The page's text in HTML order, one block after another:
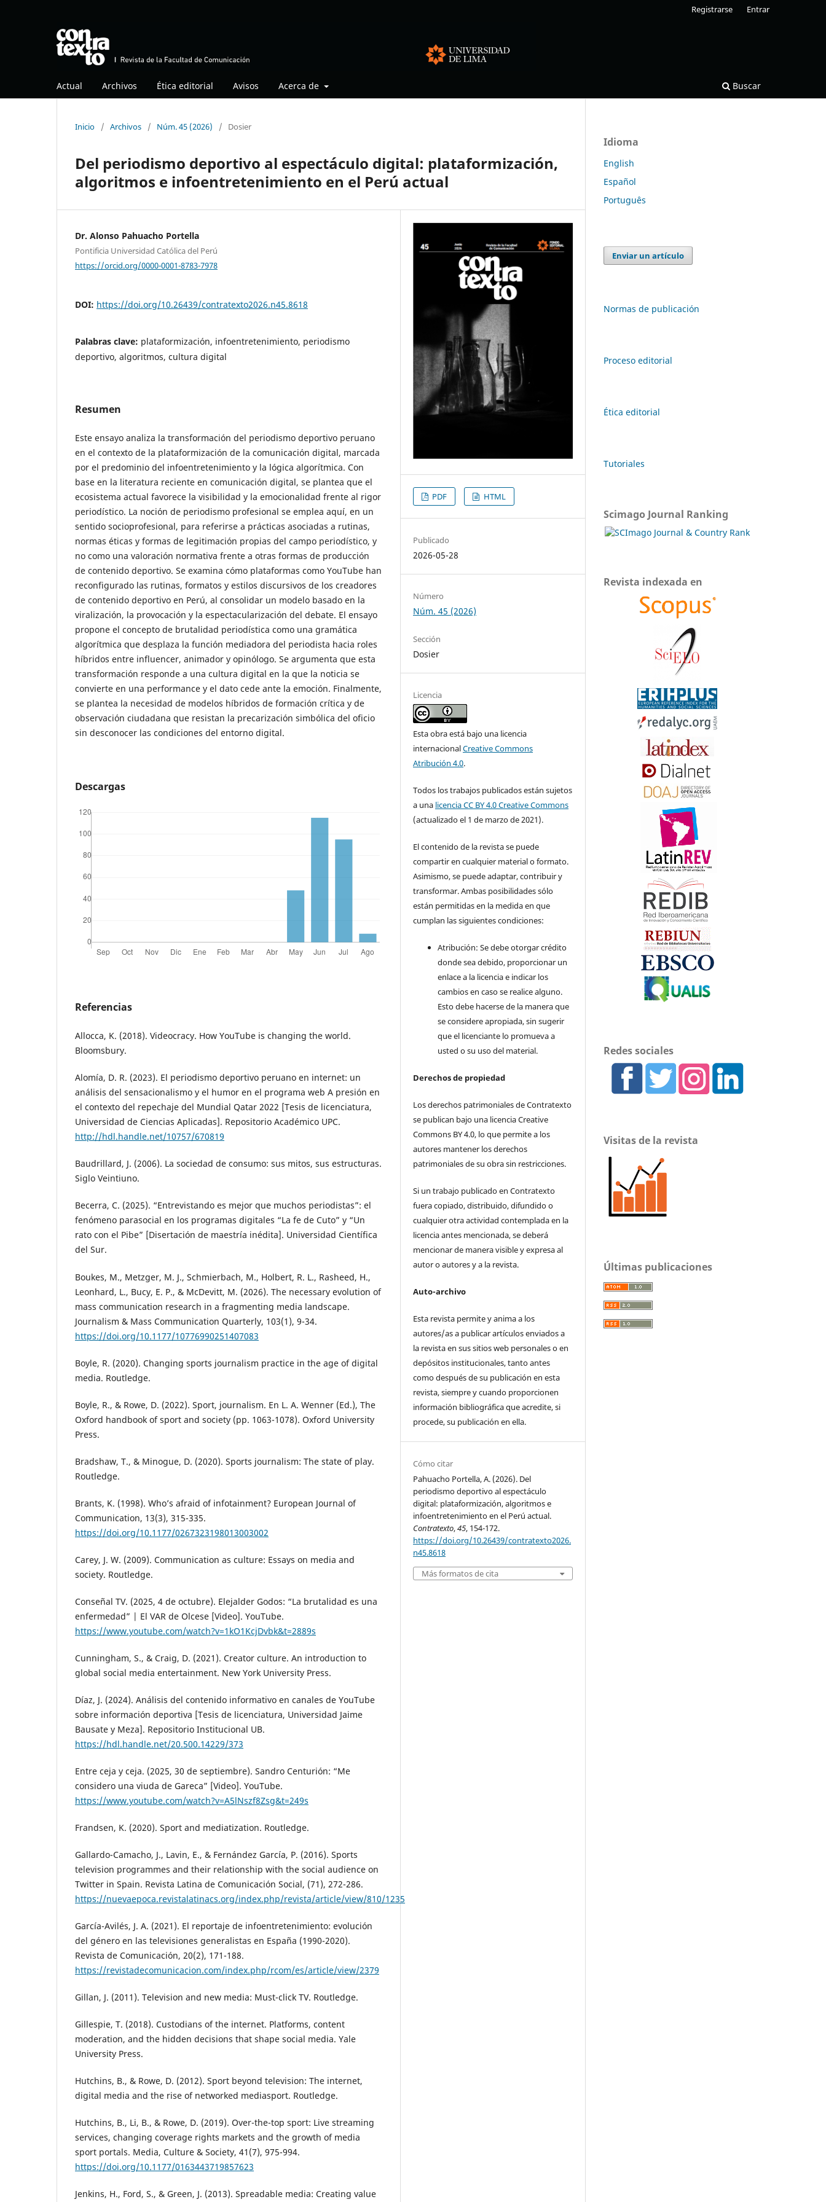
Actual Archivos Ética editorial Avisos Acerca de Buscar
Registrarse Entrar
Inicio / Archivos / Núm. 45 (2026) / Dosier
Del periodismo deportivo al espectáculo digital: plataformización,
algoritmos e infoentretenimiento en el Perú actual
Dr. Alonso Pahuacho Portella
Pontificia Universidad Católica del Perú
https://orcid.org/0000-0001-8783-7978
DOI: https://doi.org/10.26439/contratexto2026.n45.8618
Palabras clave: plataformización, infoentretenimiento, periodismo
deportivo, algoritmos, cultura digital
Resumen
Este ensayo analiza la transformación del periodismo deportivo peruano
en el contexto de la plataformización de la comunicación digital, marcada
por el predominio del infoentretenimiento y la lógica algorítmica. Con
base en la literatura reciente en comunicación digital, se plantea que el
ecosistema actual favorece la visibilidad y la emocionalidad frente al rigor
periodístico. La noción de periodismo profesional se emplea aquí, en un
sentido socioprofesional, para referirse a prácticas asociadas a rutinas,
normas éticas y formas de legitimación propias del campo periodístico, y
no como una valoración normativa frente a otras formas de producción
de contenido deportivo. Se examina cómo plataformas como YouTube han
reconfigurado las rutinas, formatos y estilos discursivos de los creadores
de contenido deportivo en Perú, al consolidar un modelo basado en la
viralización, la provocación y la espectacularización del debate. El ensayo
propone el concepto de brutalidad periodística como una gramática
algorítmica que desplaza la función mediadora del periodista hacia roles
híbridos entre influencer, animador y opinólogo. Se argumenta que esta
transformación responde a una cultura digital en la que la noticia se
convierte en una performance y el dato cede ante la emoción. Finalmente,
se plantea la necesidad de modelos híbridos de formación crítica y de
observación ciudadana que resistan la precarización simbólica del oficio
sin desconocer las condiciones del entorno digital.
Descargas
Referencias
Allocca, K. (2018). Videocracy. How YouTube is changing the world.
Bloomsbury.
Alomía, D. R. (2023). El periodismo deportivo peruano en internet: un
análisis del sensacionalismo y el humor en el programa web A presión en
el contexto del repechaje del Mundial Qatar 2022 [Tesis de licenciatura,
Universidad de Ciencias Aplicadas]. Repositorio Académico UPC.
http://hdl.handle.net/10757/670819
Baudrillard, J. (2006). La sociedad de consumo: sus mitos, sus estructuras.
Siglo Veintiuno.
Becerra, C. (2025). “Entrevistando es mejor que muchos periodistas”: el
fenómeno parasocial en los programas digitales “La fe de Cuto” y “Un
rato con el Pibe” [Disertación de maestría inédita]. Universidad Científica
del Sur.
Boukes, M., Metzger, M. J., Schmierbach, M., Holbert, R. L., Rasheed, H.,
Leonhard, L., Bucy, E. P., & McDevitt, M. (2026). The necessary evolution of
mass communication research in a fragmenting media landscape.
Journalism & Mass Communication Quarterly, 103(1), 9-34.
https://doi.org/10.1177/10776990251407083
Boyle, R. (2020). Changing sports journalism practice in the age of digital
media. Routledge.
Boyle, R., & Rowe, D. (2022). Sport, journalism. En L. A. Wenner (Ed.), The
Oxford handbook of sport and society (pp. 1063-1078). Oxford University
Press.
Bradshaw, T., & Minogue, D. (2020). Sports journalism: The state of play.
Routledge.
Brants, K. (1998). Who’s afraid of infotainment? European Journal of
Communication, 13(3), 315-335.
https://doi.org/10.1177/0267323198013003002
Carey, J. W. (2009). Communication as culture: Essays on media and
society. Routledge.
Conseñal TV. (2025, 4 de octubre). Elejalder Godos: “La brutalidad es una
enfermedad” | El VAR de Olcese [Video]. YouTube.
https://www.youtube.com/watch?v=1kO1KcjDvbk&t=2889s
Cunningham, S., & Craig, D. (2021). Creator culture. An introduction to
global social media entertainment. New York University Press.
Díaz, J. (2024). Análisis del contenido informativo en canales de YouTube
sobre información deportiva [Tesis de licenciatura, Universidad Jaime
Bausate y Meza]. Repositorio Institucional UB.
https://hdl.handle.net/20.500.14229/373
Entre ceja y ceja. (2025, 30 de septiembre). Sandro Centurión: “Me
considero una viuda de Gareca” [Video]. YouTube.
https://www.youtube.com/watch?v=A5lNszf8Zsg&t=249s
Frandsen, K. (2020). Sport and mediatization. Routledge.
Gallardo-Camacho, J., Lavin, E., & Fernández García, P. (2016). Sports
television programmes and their relationship with the social audience on
Twitter in Spain. Revista Latina de Comunicación Social, (71), 272-286.
https://nuevaepoca.revistalatinacs.org/index.php/revista/article/view/810/1235
García-Avilés, J. A. (2021). El reportaje de infoentretenimiento: evolución
del género en las televisiones generalistas en España (1990-2020).
Revista de Comunicación, 20(2), 171-188.
https://revistadecomunicacion.com/index.php/rcom/es/article/view/2379
Gillan, J. (2011). Television and new media: Must-click TV. Routledge.
Gillespie, T. (2018). Custodians of the internet. Platforms, content
moderation, and the hidden decisions that shape social media. Yale
University Press.
Hutchins, B., & Rowe, D. (2012). Sport beyond television: The internet,
digital media and the rise of networked mediasport. Routledge.
Hutchins, B., Li, B., & Rowe, D. (2019). Over-the-top sport: Live streaming
services, changing coverage rights markets and the growth of media
sport portals. Media, Culture & Society, 41(7), 975-994.
https://doi.org/10.1177/0163443719857623
Jenkins, H., Ford, S., & Green, J. (2013). Spreadable media: Creating value
PDF HTML
Publicado
2026-05-28
Número
Núm. 45 (2026)
Sección
Dosier
Licencia
Esta obra está bajo una licencia
internacionalCreative Commons
Atribución 4.0.
Todos los trabajos publicados están sujetos
a una licencia CC BY 4.0 Creative Commons
(actualizado el 1 de marzo de 2021).
El contenido de la revista se puede
compartir en cualquier material o formato.
Asimismo, se puede adaptar, contribuir y
transformar. Ambas posibilidades sólo
están permitidas en la medida en que
cumplan las siguientes condiciones:
Atribución: Se debe otorgar crédito
donde sea debido, proporcionar un
enlace a la licencia e indicar los
cambios en caso se realice alguno.
Esto debe hacerse de la manera que
se considere apropiada, sin sugerir
que el licenciante lo promueva a
usted o su uso del material.
Derechos de propiedad
Los derechos patrimoniales de Contratexto
se publican bajo una licencia Creative
Commons BY 4.0, lo que permite a los
autores mantener los derechos
patrimoniales de su obra sin restricciones.
Si un trabajo publicado en Contratexto
fuera copiado, distribuido, difundido o
cualquier otra actividad contemplada en la
licencia antes mencionada, se deberá
mencionar de manera visible y expresa al
autor o autores y a la revista.
Auto-archivo
Esta revista permite y anima a los
autores/as a publicar artículos enviados a
la revista en sus sitios web personales o en
depósitos institucionales, tanto antes
como después de su publicación en esta
revista, siempre y cuando proporcionen
información bibliográfica que acredite, si
procede, su publicación en ella.
Cómo citar
Pahuacho Portella, A. (2026). Del
periodismo deportivo al espectáculo
digital: plataformización, algoritmos e
infoentretenimiento en el Perú actual.
Contratexto,45, 154-172.
https://doi.org/10.26439/contratexto2026.
n45.8618
Más formatos de cita
Idioma
English
Español
Português
Enviar un artículo
Normas de publicación
Proceso editorial
Ética editorial
Tutoriales
Scimago Journal Ranking
Revista indexada en
Redes sociales
Visitas de la revista
Últimas publicaciones